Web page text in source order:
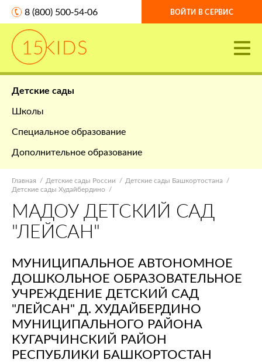
8 (800) 500-54-06 ВОЙТИ В СЕРВИС
Детские сады
Школы
Специальное образование
Дополнительное образование
Главная Детские сады России
Детские сады Башкортостана
Детские сады Худайбердино
МАДОУ ДЕТСКИЙ САД
"ЛЕЙСАН"
МУНИЦИПАЛЬНОЕ АВТОНОМНОЕ
ДОШКОЛЬНОЕ ОБРАЗОВАТЕЛЬНОЕ
УЧРЕЖДЕНИЕ ДЕТСКИЙ САД
"ЛЕЙСАН" Д. ХУДАЙБЕРДИНО
МУНИЦИПАЛЬНОГО РАЙОНА
КУГАРЧИНСКИЙ РАЙОН
РЕСПУБЛИКИ БАШКОРТОСТАН